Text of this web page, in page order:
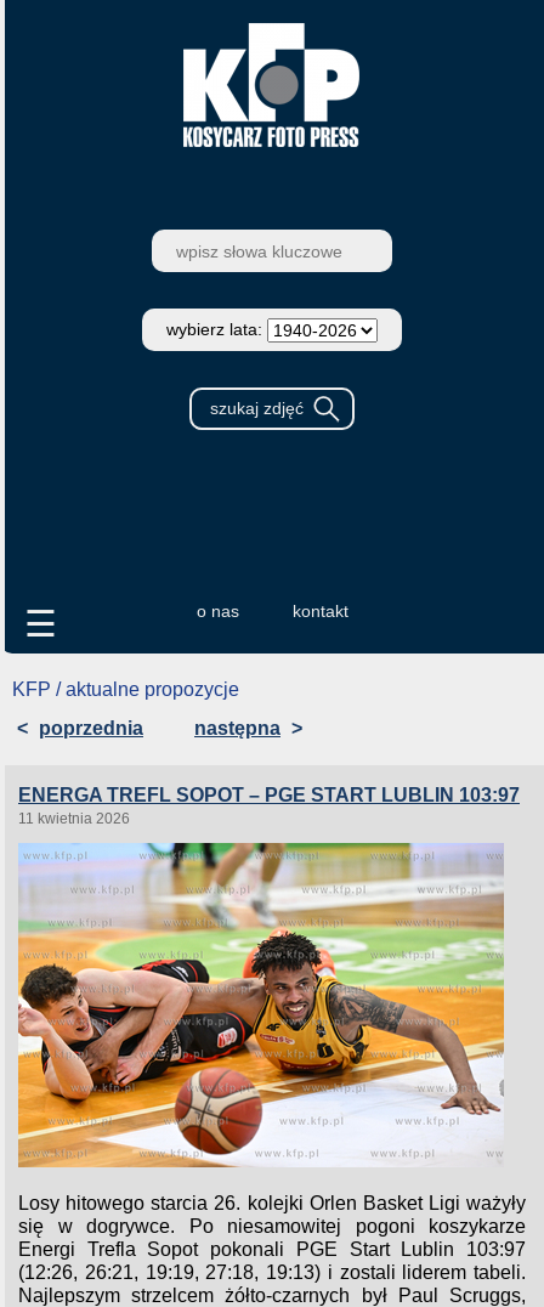
wybierz lata:
o nas kontakt
☰
KFP / aktualne propozycje
< poprzednia następna >
ENERGA TREFL SOPOT – PGE START LUBLIN 103:97
11 kwietnia 2026
Losy hitowego starcia 26. kolejki Orlen Basket Ligi ważyły
się w dogrywce. Po niesamowitej pogoni koszykarze
Energi Trefla Sopot pokonali PGE Start Lublin 103:97
(12:26, 26:21, 19:19, 27:18, 19:13) i zostali liderem tabeli.
Najlepszym strzelcem żółto-czarnych był Paul Scruggs,